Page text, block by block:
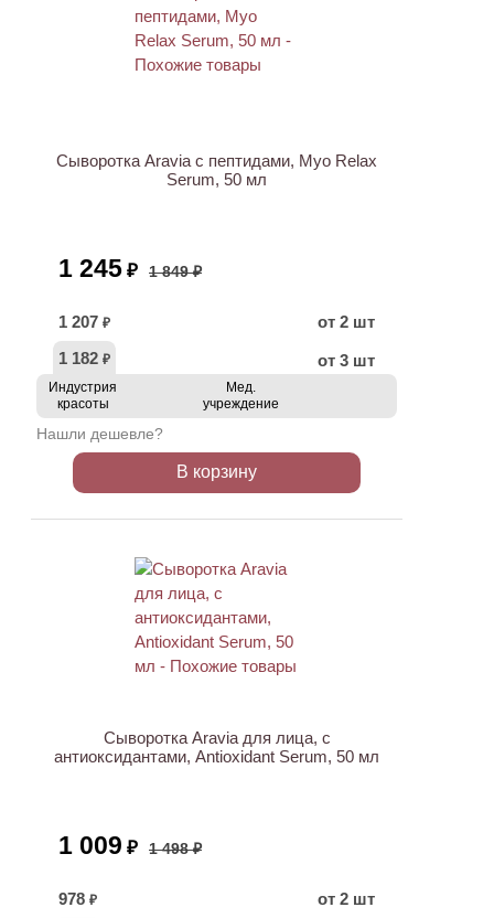
Сыворотка Aravia с пептидами, Myo Relax
Serum, 50 мл
1 245 ₽ 1 849 ₽
1 207 ₽
от 2 шт
1 182 ₽ от 3 шт
Индустрия
красоты
Мед.
учреждение
Нашли дешевле?
В корзину
Сыворотка Aravia для лица, с
антиоксидантами, Antioxidant Serum, 50 мл
1 009 ₽ 1 498 ₽
978 ₽
от 2 шт